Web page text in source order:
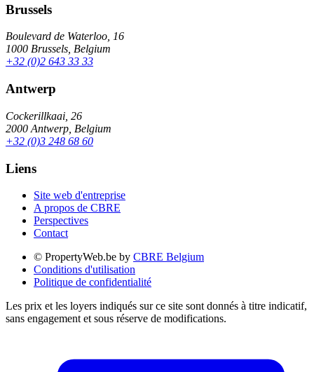
Brussels
Boulevard de Waterloo, 16
1000 Brussels, Belgium
+32 (0)2 643 33 33
Antwerp
Cockerillkaai, 26
2000 Antwerp, Belgium
+32 (0)3 248 68 60
Liens
Site web d'entreprise
A propos de CBRE
Perspectives
Contact
© PropertyWeb.be by CBRE Belgium
Conditions d'utilisation
Politique de confidentialité
Les prix et les loyers indiqués sur ce site sont donnés à titre indicatif,
sans engagement et sous réserve de modifications.